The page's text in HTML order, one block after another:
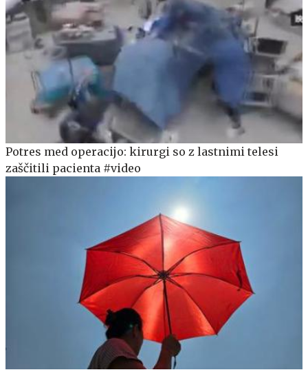
Potres med operacijo: kirurgi so z lastnimi telesi
zaščitili pacienta #video